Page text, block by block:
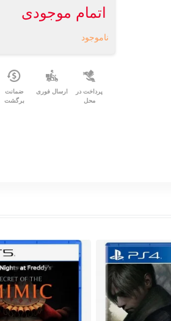
اتمام موجودی
ناموجود
پرداخت در
محل
ارسال فوری
ضمانت
برگشت